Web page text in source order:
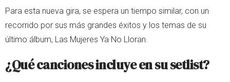
Para esta nueva gira, se espera un tiempo similar, con un
recorrido por sus más grandes éxitos y los temas de su
último álbum, Las Mujeres Ya No Lloran.
¿Qué canciones incluye en su setlist?